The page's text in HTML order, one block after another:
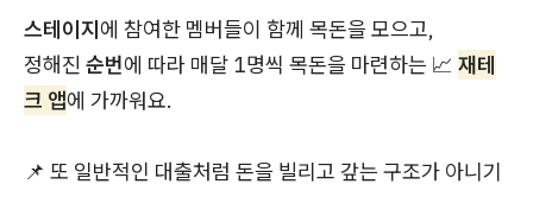
스테이지에 참여한 멤버들이 함께 목돈을 모으고,
정해진 순번에 따라 매달 1명씩 목돈을 마련하는 📈 재테
크 앱에 가까워요.
📌 또 일반적인 대출처럼 돈을 빌리고 갚는 구조가 아니기